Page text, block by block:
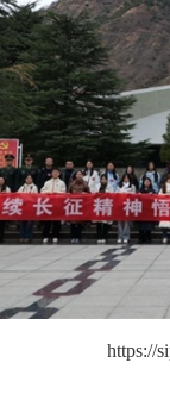
https://